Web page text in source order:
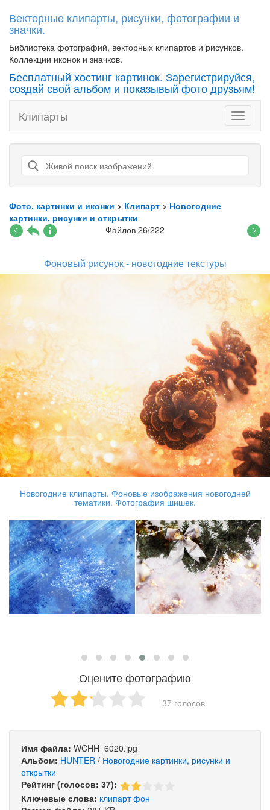
Векторные клипарты, рисунки, фотографии и
значки.
Библиотека фотографий, векторных клипартов и рисунков.
Коллекции иконок и значков.
Бесплатный хостинг картинок. Зарегистрируйся,
создай свой альбом и показывый фото друзьям!
Toggle
Клипарты
Фото, картинки и иконки > Клипарт > Новогодние
картинки, рисунки и открытки
Файлов 26/222
Фоновый рисунок - новогодние текстуры
Новогодние клипарты. Фоновые изображения новогодней
тематики. Фотография шишек.
Оцените фотографию
37 голосов
Имя файла: WCHH_6020.jpg
Альбом: HUNTER / Новогодние картинки, рисунки и
открытки
Рейтинг (голосов: 37):
Ключевые слова: клипарт фон